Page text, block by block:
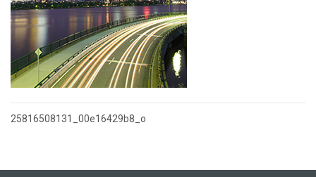
25816508131_00e16429b8_o